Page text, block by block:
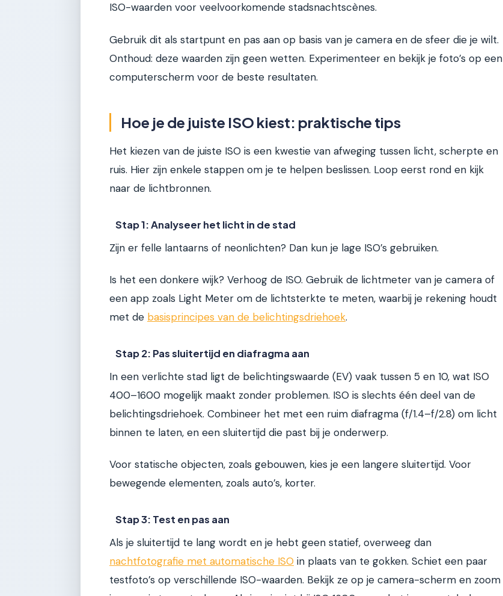
ISO-waarden voor veelvoorkomende stadsnachtscènes.
Gebruik dit als startpunt en pas aan op basis van je camera en de sfeer die je wilt.
Onthoud: deze waarden zijn geen wetten. Experimenteer en bekijk je foto’s op een
computerscherm voor de beste resultaten.
Hoe je de juiste ISO kiest: praktische tips
Het kiezen van de juiste ISO is een kwestie van afweging tussen licht, scherpte en
ruis. Hier zijn enkele stappen om je te helpen beslissen. Loop eerst rond en kijk
naar de lichtbronnen.
Stap 1: Analyseer het licht in de stad
Zijn er felle lantaarns of neonlichten? Dan kun je lage ISO’s gebruiken.
Is het een donkere wijk? Verhoog de ISO. Gebruik de lichtmeter van je camera of
een app zoals Light Meter om de lichtsterkte te meten, waarbij je rekening houdt
met de basisprincipes van de belichtingsdriehoek.
Stap 2: Pas sluitertijd en diafragma aan
In een verlichte stad ligt de belichtingswaarde (EV) vaak tussen 5 en 10, wat ISO
400–1600 mogelijk maakt zonder problemen. ISO is slechts één deel van de
belichtingsdriehoek. Combineer het met een ruim diafragma (f/1.4–f/2.8) om licht
binnen te laten, en een sluitertijd die past bij je onderwerp.
Voor statische objecten, zoals gebouwen, kies je een langere sluitertijd. Voor
bewegende elementen, zoals auto’s, korter.
Stap 3: Test en pas aan
Als je sluitertijd te lang wordt en je hebt geen statief, overweeg dan
nachtfotografie met automatische ISO in plaats van te gokken. Schiet een paar
testfoto’s op verschillende ISO-waarden. Bekijk ze op je camera-scherm en zoom